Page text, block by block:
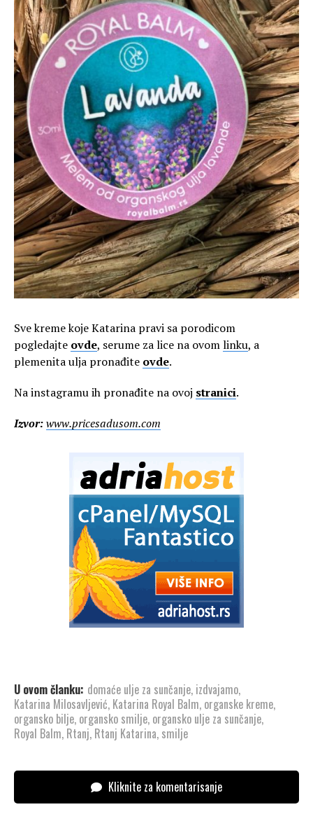
Sve kreme koje Katarina pravi sa porodicom
pogledajte ovde, serume za lice na ovomlinku, a
plemenita ulja pronađite ovde.
Na instagramu ih pronađite na ovoj stranici.
Izvor:www.pricesadusom.com
U ovom članku: domaće ulje za sunčanje, izdvajamo,
Katarina Milosavljević, Katarina Royal Balm, organske kreme,
organsko bilje, organsko smilje, organsko ulje za sunčanje,
Royal Balm, Rtanj, Rtanj Katarina, smilje
Kliknite za komentarisanje